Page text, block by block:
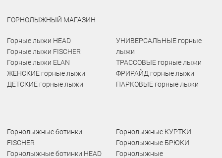
ГОРНОЛЫЖНЫЙ МАГАЗИН
Горные лыжи HEAD
Горные лыжи FISCHER
Горные лыжи ELAN
ЖЕНСКИЕ горные лыжи
ДЕТСКИЕ горные лыжи
УНИВЕРСАЛЬНЫЕ горные
лыжи
ТРАССОВЫЕ горные лыжи
ФРИРАЙД горные лыжи
ПАРКОВЫЕ горные лыжи
Горнолыжные ботинки
FISCHER
Горнолыжные ботинки HEAD
Горнолыжные КУРТКИ
Горнолыжные БРЮКИ
Горнолыжные